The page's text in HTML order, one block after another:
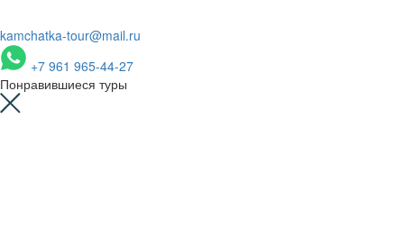
kamchatka-tour@mail.ru
+7 961 965-44-27
Понравившиеся туры